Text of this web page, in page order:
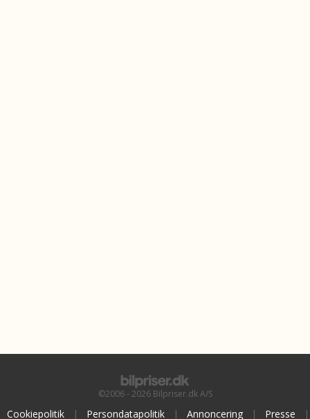
©2006 - 2026 Bilpriser.dk A/S
Cookiepolitik | Persondatapolitik | Annoncering | Presse |